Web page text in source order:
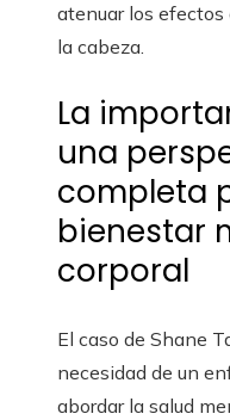
atenuar los
la cabeza.
La
una
completa
bienestar
corporal
El caso de Shane
necesidad de un
abordar la salud